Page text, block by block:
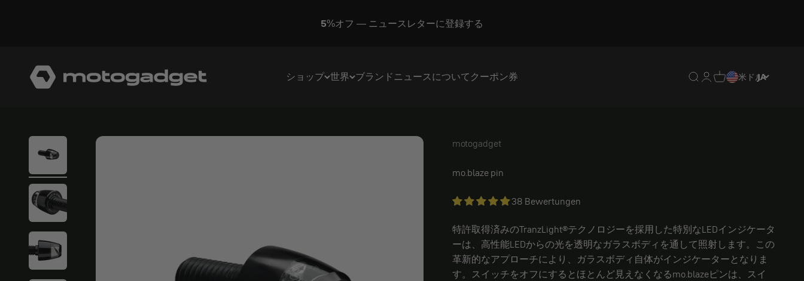
5%オフ — ニュースレターに登録する
ショップ 世界 ブランドニュースについてクーポン券
モトガジェット社
翻訳がありません:
翻訳がありません:
翻訳がありません:
米ドル
JA
motogadget
motogadget
mo.blaze pin
38 Bewertungen
特許取得済みのTranzLight®テクノロジーを採用した特別なLEDインジケータ
ーは、高性能LEDからの光を透明なガラスボディを通して照射します。この
革新的なアプローチにより、ガラスボディ自体がインジケーターとなりま
す。スイッチをオフにするとほとんど見えなくなるmo.blazeピンは、スイ